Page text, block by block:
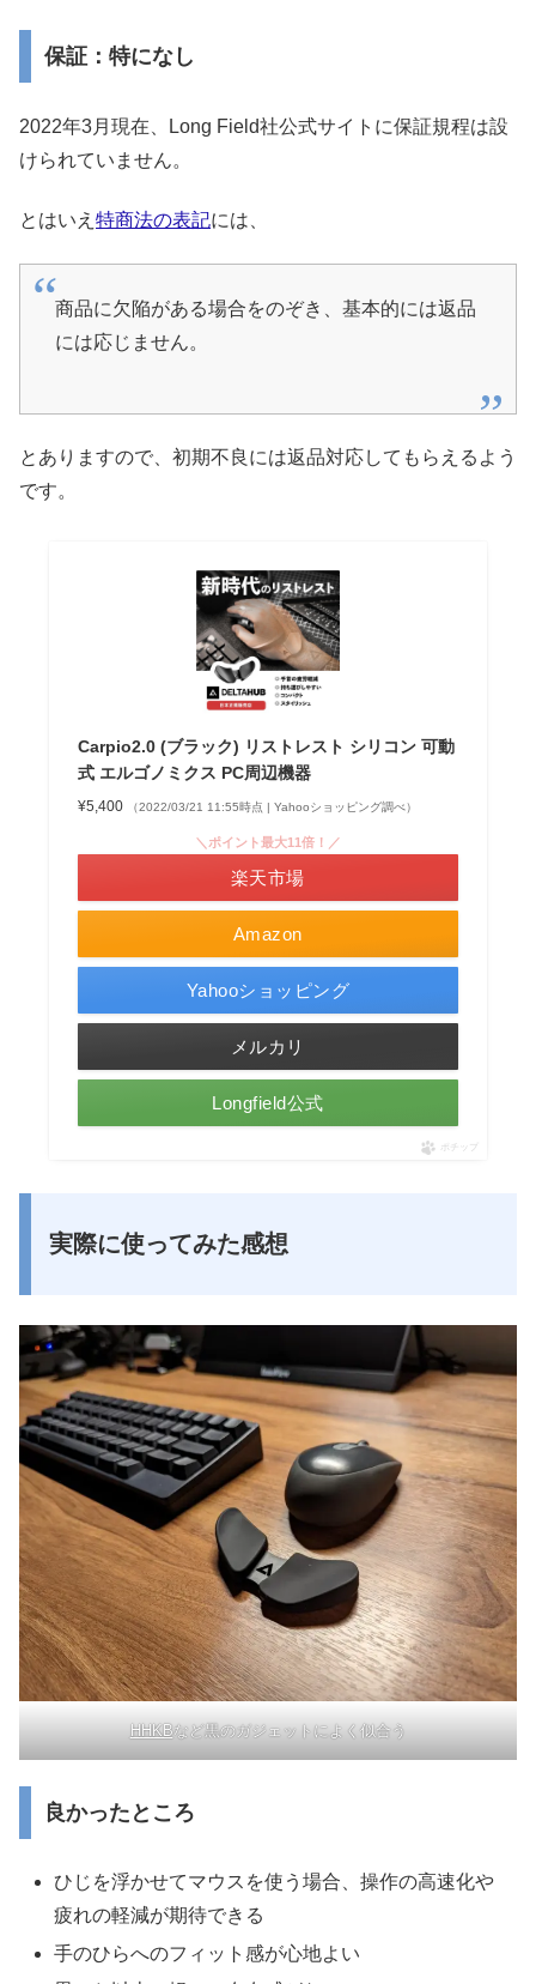
保証：特になし
2022年3月現在、Long Field社公式サイトに保証規程は設
けられていません。
とはいえ 特商法の表記には、
商品に欠陥がある場合をのぞき、基本的には返品
には応じません。
とありますので、初期不良には返品対応してもらえるよう
です。
Carpio2.0 (ブラック) リストレスト シリコン 可動
式 エルゴノミクス PC周辺機器
¥5,400 （2022/03/21 11:55時点 | Yahooショッピング調べ）
Amazon
＼ポイント最大11倍！／
楽天市場
Yahooショッピング
メルカリ
Longfield公式
ポチップ
実際に使ってみた感想
HHKBなど黒のガジェットによく似合う
良かったところ
ひじを浮かせてマウスを使う場合、操作の高速化や
疲れの軽減が期待できる
手のひらへのフィット感が心地よい